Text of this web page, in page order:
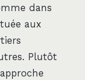
dans
aux
Plutôt